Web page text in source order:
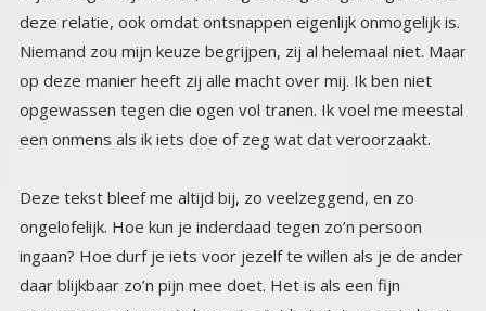
een onmens als ik iets doe of zeg wat dat veroorzaakt.
Deze tekst bleef me altijd bij, zo veelzeggend, en zo
ongelofelijk. Hoe kun je inderdaad tegen zo’n persoon
ingaan? Hoe durf je iets voor jezelf te willen als je de ander
daar blijkbaar zo’n pijn mee doet. Het is als een fijn
gespannen net over je heen, je ziet het niet, maar je bent
met handen en voeten gebonden. Het slachtofferschap